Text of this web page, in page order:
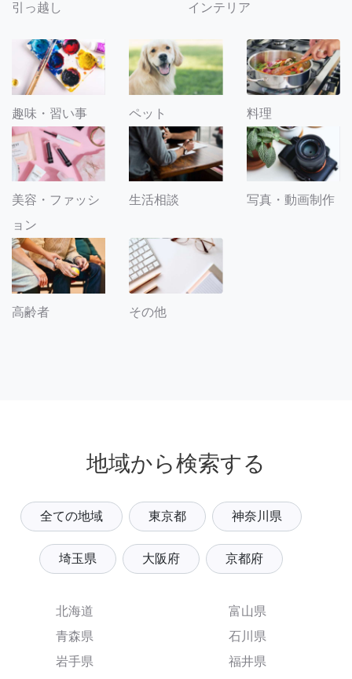
引っ越し インテリア
趣味・習い事 ペット 料理
美容・ファッシ
ョン
生活相談 写真・動画制作
高齢者 その他
地域から検索する
全ての地域 東京都 神奈川県
埼玉県 大阪府 京都府
北海道
青森県
岩手県
富山県
石川県
福井県